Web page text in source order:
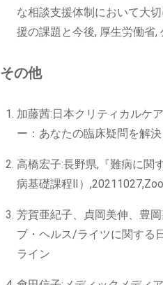
な相談支援体制において大
援の課題と今後, 厚生労働省
その他
加藤茜:日本クリティカルケ
ー：あなたの臨床疑問を解
高橋宏子:長野県,『難病に
病基礎課程Ⅱ）
芳賀亜紀子、貞岡美伸、豊
ブ・ヘルス/ライツに関する
ライン